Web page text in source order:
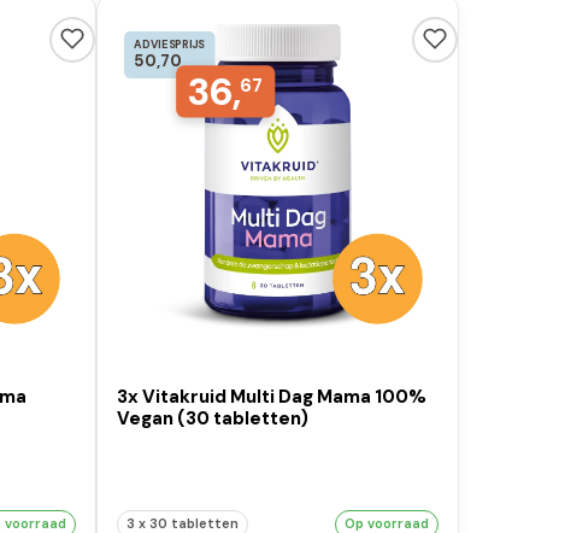
voorraad
ADVIESPRIJS
50,70
36,67
3x Vitakruid Multi Dag Mama 100%
Vegan (30 tabletten)
3 x 30 tabletten Op voorraad